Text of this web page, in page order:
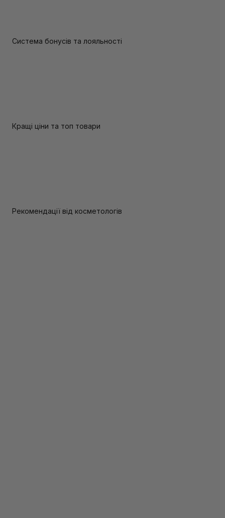
Система бонусів та лояльності
Кращі ціни та топ товари
Рекомендації від косметологів